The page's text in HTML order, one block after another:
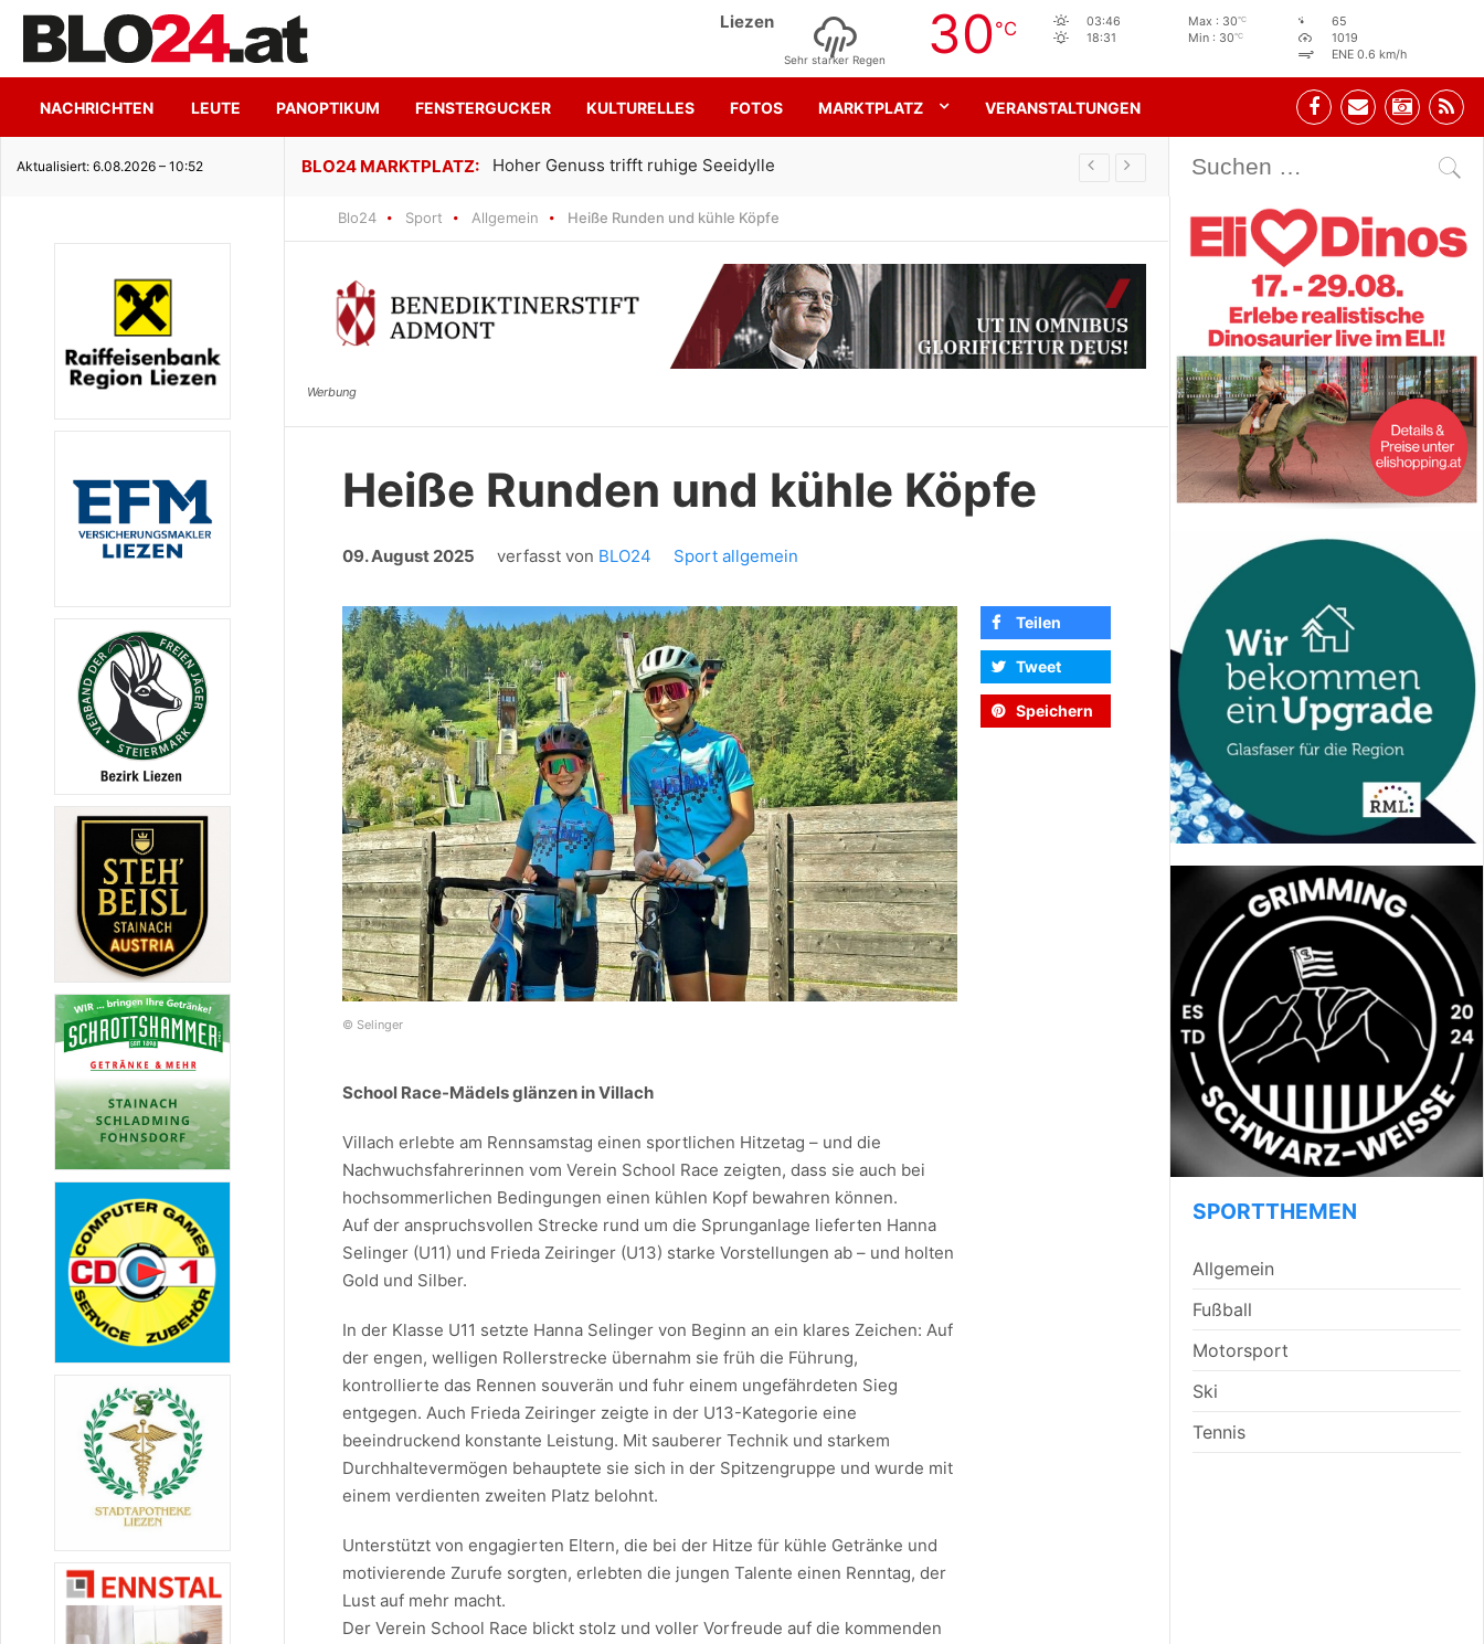
Liezen
Sehr starker Regen 30°C
03:46
18:31
Max : 30°C
Min : 30°C
65
1019
ENE 0.6 km/h
NACHRICHTEN LEUTE PANOPTIKUM FENSTERGUCKER KULTURELLES FOTOS MARKTPLATZ VERANSTALTUNGEN
Aktualisiert: 6.08.2026 – 10:52
Seeidylle Gemeinsam für den SK Sturm Stehbeisl Stainach Öffnungszeiten
Blo24 Sport Allgemein Heiße Runden und kühle Köpfe
Heiße Runden und kühle Köpfe
09. August 2025 verfasst von BLO24 Sport allgemein
© Selinger
School Race-Mädels glänzen in Villach
Villach erlebte am Rennsamstag einen sportlichen Hitzetag – und die
Nachwuchsfahrerinnen vom Verein School Race zeigten, dass sie auch bei
hochsommerlichen Bedingungen einen kühlen Kopf bewahren können.
Auf der anspruchsvollen Strecke rund um die Sprunganlage lieferten Hanna
Selinger (U11) und Frieda Zeiringer (U13) starke Vorstellungen ab – und holten
Gold und Silber.
In der Klasse U11 setzte Hanna Selinger von Beginn an ein klares Zeichen: Auf
der engen, welligen Rollerstrecke übernahm sie früh die Führung,
kontrollierte das Rennen souverän und fuhr einem ungefährdeten Sieg
entgegen. Auch Frieda Zeiringer zeigte in der U13-Kategorie eine
beeindruckend konstante Leistung. Mit sauberer Technik und starkem
Durchhaltevermögen behauptete sie sich in der Spitzengruppe und wurde mit
einem verdienten zweiten Platz belohnt.
Unterstützt von engagierten Eltern, die bei der Hitze für kühle Getränke und
motivierende Zurufe sorgten, erlebten die jungen Talente einen Renntag, der
Lust auf mehr macht.
Der Verein School Race blickt stolz und voller Vorfreude auf die kommenden
Teilen
Tweet
Speichern
SPORTTHEMEN
Allgemein
Fußball
Motorsport
Ski
Tennis